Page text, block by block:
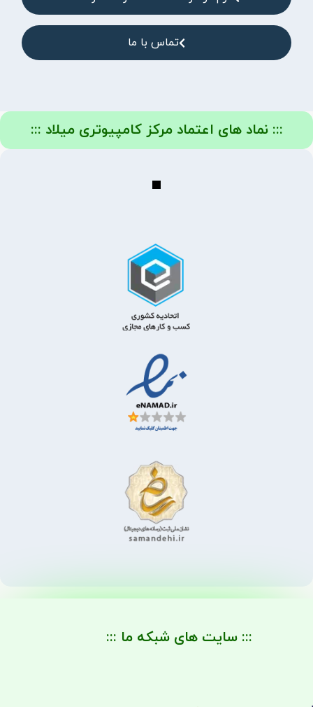
تماس با ما
::: نماد های اعتماد مرکز کامپیوتری میلاد :::
::: سایت های شبکه ما :::